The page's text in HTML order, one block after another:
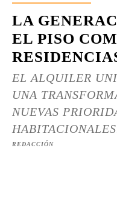
LA
EL PISO
EL ALQUILER
UNA
NUEVAS
REDACCIÓN